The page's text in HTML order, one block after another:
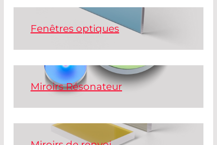
plano, des substrats courbés pour
miroirs, des lentilles pour applications
laser et capteurs, et des prismes sont
ces substrats.
Read More
Fenêtres optiques
LES FENÊTRES DE PROTECTION SONT
ÉCLABOUSSURES DE MATÉRIAU LORS
DE LA DÉCOUPE, DU SOUDAGE ET DE
LA GRAVURE.
Miroirs Résonateur
MIROIRS OPTIQUES UTILISÉS DANS LES
ÉGALEMENT CONNUS SOUS LE NOM
DE MIROIRS À CAVITÉ OPTIQUE.